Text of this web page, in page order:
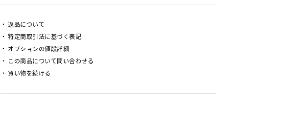
返品について
特定商取引法に基づく表記
オプションの値段詳細
この商品について問い合わせる
買い物を続ける